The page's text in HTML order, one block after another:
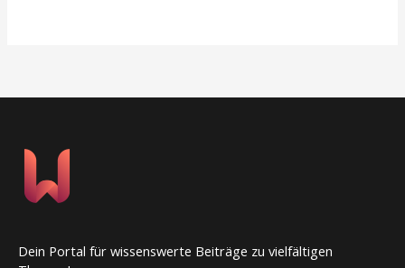
Dein Portal für wissenswerte Beiträge zu vielfältigen